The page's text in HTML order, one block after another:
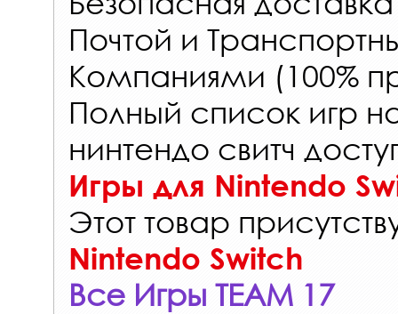
Почтой и
Компаниями (100%
Полный список игр
нинтендо свитч
Игры для Nintendo
Этот товар
Nintendo Switch
Все Игры TEAM 17